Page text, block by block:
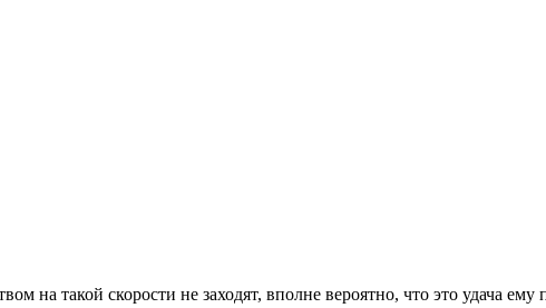
на такой скорости не заходят, вполне вероятно, что это удача ему